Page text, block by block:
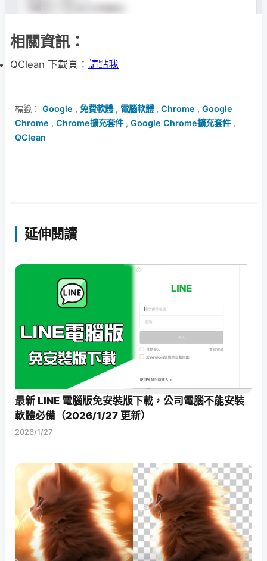
相關資訊：
QClean 下載頁： 請點我
標籤： Google , 免費軟體, 電腦軟體, Chrome , Google
Chrome , Chrome擴充套件, Google Chrome擴充套件,
QClean
延伸閱讀
最新 LINE 電腦版免安裝版下載，公司電腦不能安裝
軟體必備（2026/1/27 更新）
2026/1/27